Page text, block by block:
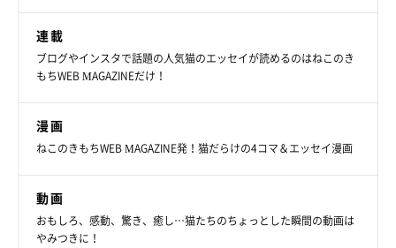
（写真下から）ニャルソックをするハクくん、うたちゃん。ハクくんは、取
材時10才に。
@ai_haku1215
連載
ブログやインスタで話題の人気猫のエッセイが読めるのはねこのき
もちWEB MAGAZINEだけ！
漫画
ねこのきもちWEB MAGAZINE発！猫だらけの4コマ＆エッセイ漫画
動画
おもしろ、感動、驚き、癒し…猫たちのちょっとした瞬間の動画は
やみつきに！